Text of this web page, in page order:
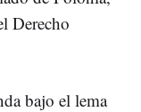
Derecho
bajo el lema